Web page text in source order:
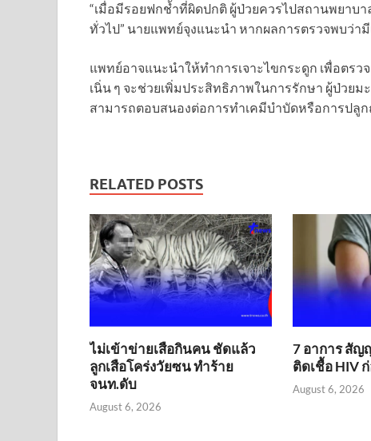
“เมื่อมีรอยฟกช้ำที่ผิดปกติ ผู้ป่วยควรไปสถานพยาบ
ทั่วไป” นายแพทย์จุงแนะนำ หากผลการตรวจพบว่า
แพทย์อาจแนะนำให้ทำการเจาะไขกระดูก เพื่อตร
เนิ่น ๆ จะช่วยเพิ่มประสิทธิภาพในการรักษา ผู้ป่วยม
สามารถตอบสนองต่อการทำเคมีบำบัดหรือการปลูก
RELATED POSTS
ไม่เข้าข่าย​เสือกินคน ชัดแล้ว
ลูกเสือโคร่งวัยซน ทำร้าย
จนท.ดับ
August 6, 2026
7 อาการ สัญ
ติดเชื้อ HIV
August 6, 2026